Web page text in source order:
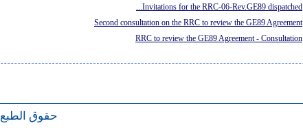
Invitations for the RRC-06-Rev.GE89 dispatched...
Second consultation on the RRC to review the GE89 Agreement
RRC to review the GE89 Agreement - Consultation
حقوق الطبع